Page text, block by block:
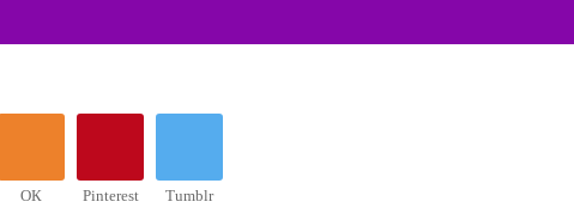
ОК Pinterest Tumblr